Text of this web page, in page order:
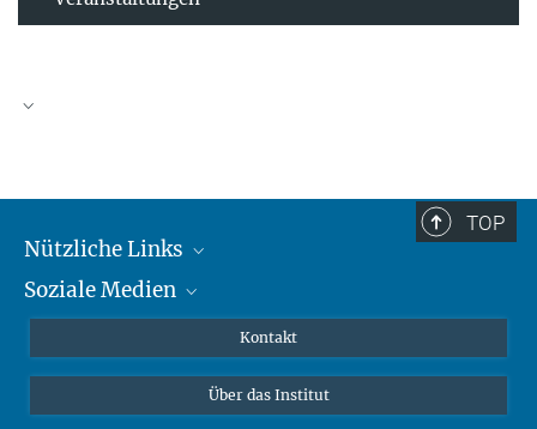
TOP
Nützliche Links
MMG Alumni Corner
Online-Vorträge
Soziale Medien
Bluesky
Kontakt
Über das Institut